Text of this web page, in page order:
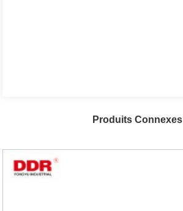
Produits Connexes